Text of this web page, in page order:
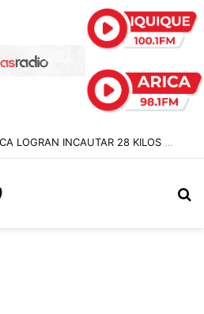
PDI Y FISCALÍA DE ARICA LOGRAN INCAUTAR 28 KILOS DE MARIHUANA OCULTOS EN UN CAMIÓN DE ALTO TONELAJE EN CHUNGARÁ